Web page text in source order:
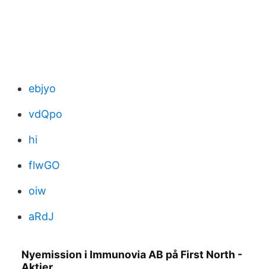
ebjyo
vdQpo
hi
flwGO
oiw
aRdJ
Nyemission i Immunovia AB på First North -